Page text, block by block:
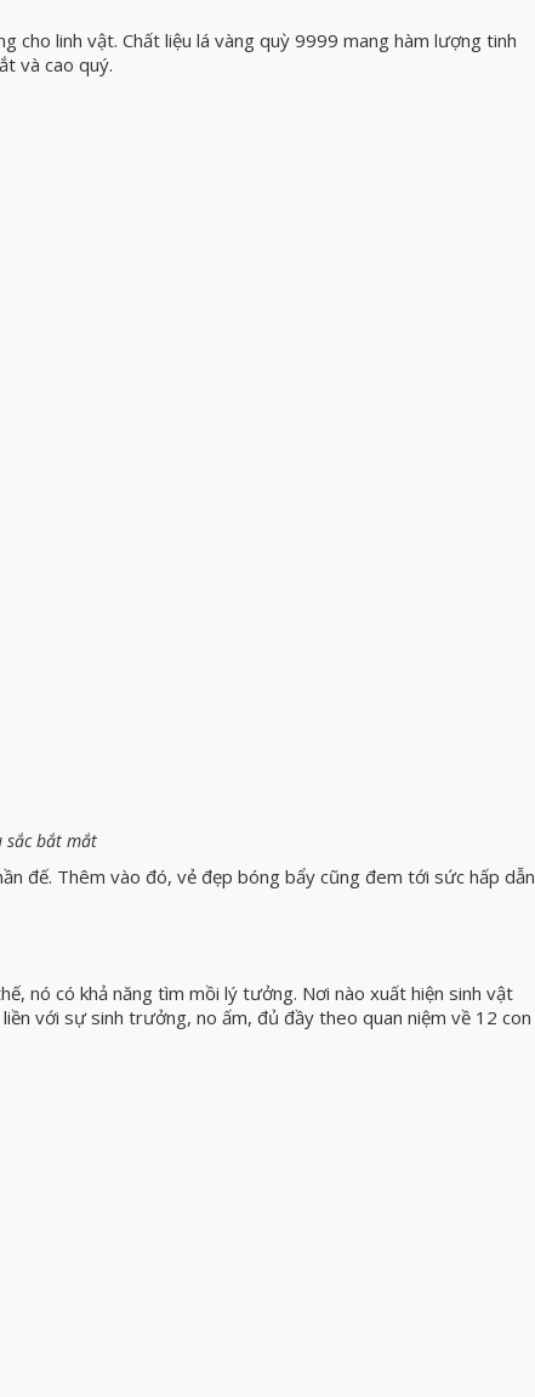
cho linh vật. Chất liệu lá vàng quỳ 9999 mang hàm lượng tinh
và cao quý.
sắc bắt mắt
đế. Thêm vào đó, vẻ đẹp bóng bẩy cũng đem tới sức hấp dẫn
nó có khả năng tìm mồi lý tưởng. Nơi nào xuất hiện sinh vật
với sự sinh trưởng, no ấm, đủ đầy theo quan niệm về 12 con